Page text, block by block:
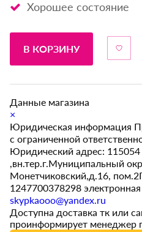
Хорошее состояние
В КОРЗИНУ
Данные магазина
×
Юридическая информация
с ограниченной
Юридический адрес:
,вн.тер.г.Муниципальный
Монетчиковский,д.16,
1247700378298 электронная
skypkaooo@yandex.ru
Доступна доставка тк или
проинформирует менеджер